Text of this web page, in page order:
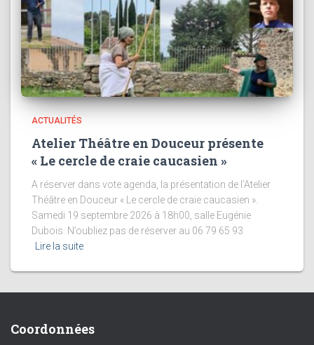
ACTUALITÉS
Atelier Théâtre en Douceur présente
« Le cercle de craie caucasien »
A réserver dans vote agenda, la présentation de l’Atelier
Théâtre en Douceur « Le cercle de craie caucasien ».
Samedi 19 septembre 2026 à 18h00, salle Eugénie
Dubois. N’oubliez pas de réserver au 06 79 65 93
Lire la suite
Coordonnées